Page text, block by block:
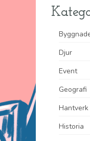
Djur
Event
Geografi
Hantverk
Historia